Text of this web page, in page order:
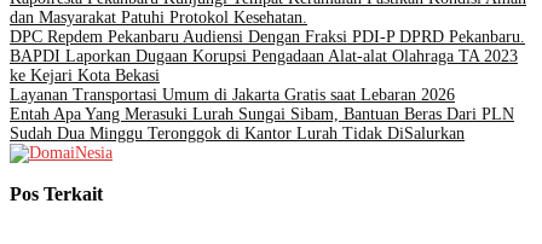
dan Masyarakat Patuhi Protokol Kesehatan.
DPC Repdem Pekanbaru Audiensi Dengan Fraksi PDI-P DPRD Pekanbaru.
BAPDI Laporkan Dugaan Korupsi Pengadaan Alat-alat Olahraga TA 2023
ke Kejari Kota Bekasi
Layanan Transportasi Umum di Jakarta Gratis saat Lebaran 2026
Entah Apa Yang Merasuki Lurah Sungai Sibam, Bantuan Beras Dari PLN
Sudah Dua Minggu Teronggok di Kantor Lurah Tidak DiSalurkan
Pos Terkait